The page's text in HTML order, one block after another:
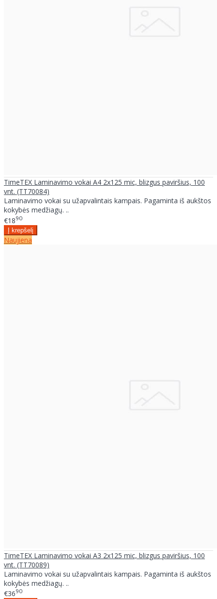
TimeTEX Laminavimo vokai A4 2x125 mic, blizgus paviršius, 100
vnt. (TT70084)
Laminavimo vokai su užapvalintais kampais. Pagaminta iš aukštos
kokybės medžiagų. ..
€1890
Naujiena
TimeTEX Laminavimo vokai A3 2x125 mic, blizgus paviršius, 100
vnt. (TT70089)
Laminavimo vokai su užapvalintais kampais. Pagaminta iš aukštos
kokybės medžiagų. ..
€3690